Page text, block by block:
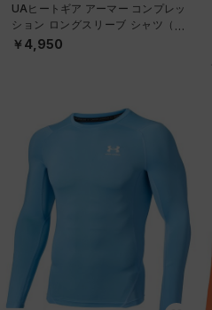
UAヒートギア アーマー コンプレッ
ション ロングスリーブ シャツ（ト
レーニング/MEN）
￥4,950